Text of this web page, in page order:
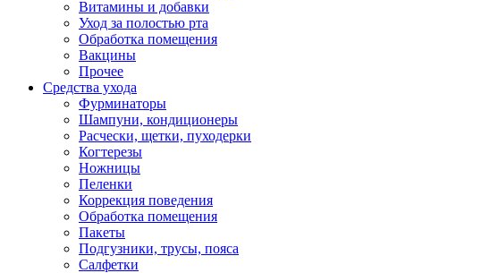
Витамины и добавки
Уход за полостью рта
Обработка помещения
Вакцины
Прочее
Средства ухода
Фурминаторы
Шампуни, кондиционеры
Расчески, щетки, пуходерки
Когтерезы
Ножницы
Пеленки
Коррекция поведения
Обработка помещения
Пакеты
Подгузники, трусы, пояса
Салфетки